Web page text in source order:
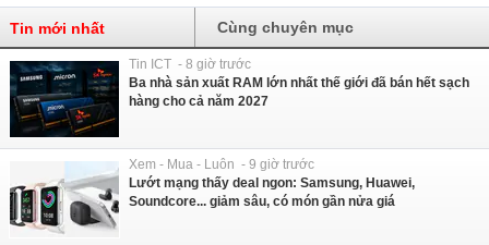
Tin mới nhất Cùng chuyên mục
Tin ICT - 8 giờ trước
Ba nhà sản xuất RAM lớn nhất thế giới đã bán hết sạch
hàng cho cả năm 2027
Xem - Mua - Luôn - 9 giờ trước
Lướt mạng thấy deal ngon: Samsung, Huawei,
Soundcore... giảm sâu, có món gần nửa giá